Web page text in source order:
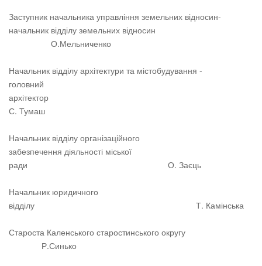
Заступник начальника управління земельних відносин-
начальник відділу земельних відносин
О.Мельниченко
Начальник відділу архітектури та містобудування -
головний
архітектор
С. Тумаш
Начальник відділу організаційного
забезпечення діяльності міської
ради О. Заєць
Начальник юридичного
відділу Т. Камінська
Староста Каленського старостинського округу
Р.Синько